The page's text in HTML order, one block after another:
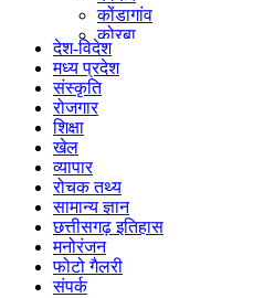
कोंडागांव
कोरबा
कोरिया
महासमुंद
मुंगेली
नारायणपुर
सुकमा
सूरजपुर
सरगुजा
गौरेला पेंड्रा मरवाही
खैरागढ़-छुईखदान-गंडई
देश-विदेश
मध्य प्रदेश
संस्कृति
रोजगार
शिक्षा
खेल
व्यापार
रोचक तथ्य
सामान्य ज्ञान
छत्तीसगढ़ इतिहास
मनोरंजन
फोटो गैलरी
संपर्क